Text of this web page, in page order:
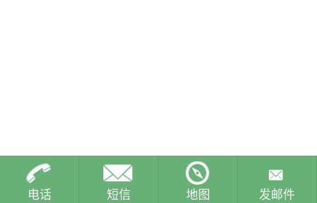
电话 短信 地图 发邮件